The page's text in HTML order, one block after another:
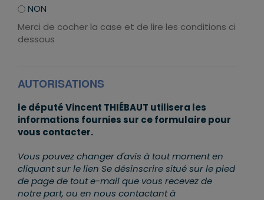
NON
Merci de cocher la case et de lire les conditions ci
dessous
AUTORISATIONS
le député Vincent THIÉBAUT utilisera les
informations fournies sur ce formulaire pour
vous contacter.
Vous pouvez changer d'avis à tout moment en
cliquant sur le lien Se désinscrire situé sur le pied
de page de tout e-mail que vous recevez de
notre part, ou en nous contactant à